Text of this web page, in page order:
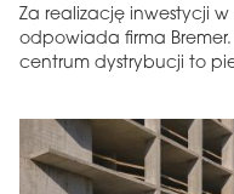
Za realizację inwestycji
odpowiada firma
centrum dystrybucji to